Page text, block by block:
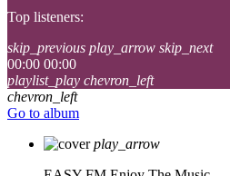
Top listeners:
skip_previous play_arrow skip_next
00:00 00:00
playlist_play chevron_left
chevron_left
Go to album
play_arrow